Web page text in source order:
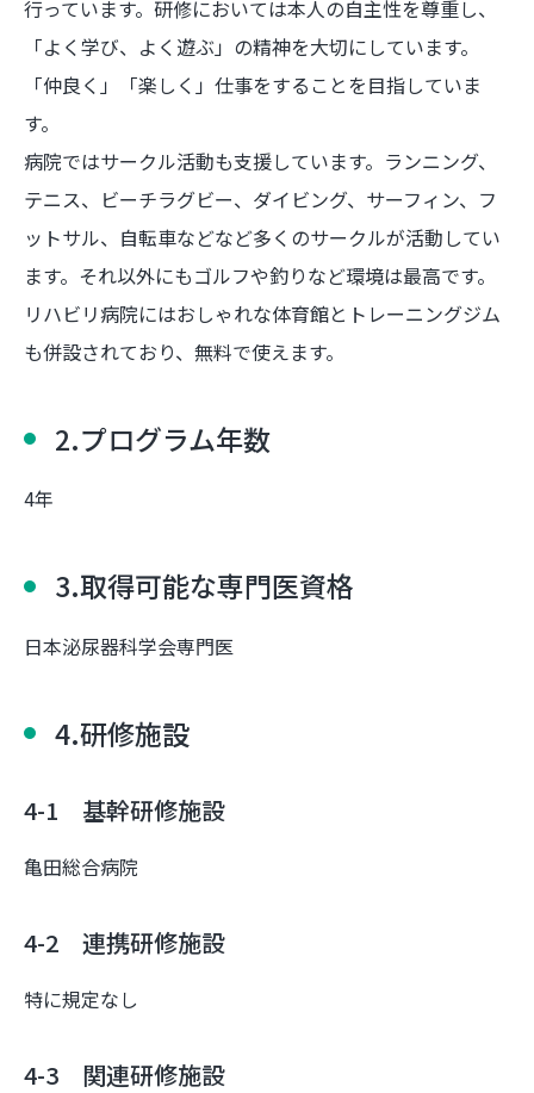
行っています。研修においては本人の自主性を尊重し、
「よく学び、よく遊ぶ」の精神を大切にしています。
「仲良く」「楽しく」仕事をすることを目指していま
す。
病院ではサークル活動も支援しています。ランニング、
テニス、ビーチラグビー、ダイビング、サーフィン、フ
ットサル、自転車などなど多くのサークルが活動してい
ます。それ以外にもゴルフや釣りなど環境は最高です。
リハビリ病院にはおしゃれな体育館とトレーニングジム
も併設されており、無料で使えます。
2.プログラム年数
4年
3.取得可能な専門医資格
日本泌尿器科学会専門医
4.研修施設
4-1 基幹研修施設
亀田総合病院
4-2 連携研修施設
特に規定なし
4-3 関連研修施設